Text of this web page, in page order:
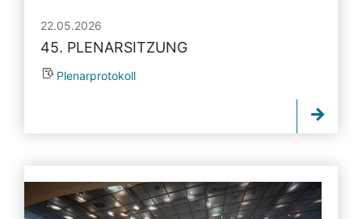
22.05.2026
45. PLENARSITZUNG
Plenarprotokoll